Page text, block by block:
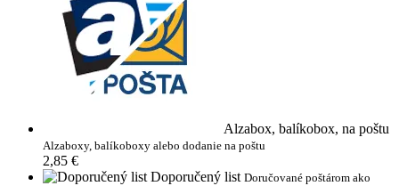
Alzabox, balíkobox, na poštu
Alzaboxy, balíkoboxy alebo dodanie na poštu
2,85 €
Doporučený list Doručované poštárom ako